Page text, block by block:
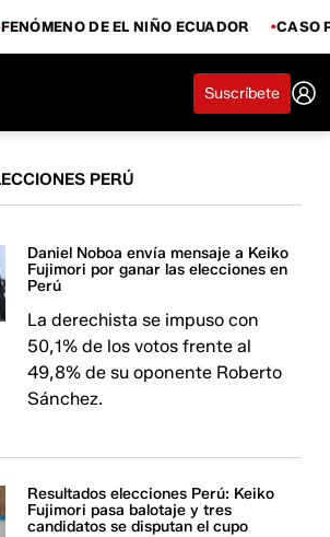
FENÓMENO DE EL NIÑO ECUADOR CASO
Suscríbete
PERÚ
Daniel Noboa envía mensaje a Keiko
Fujimori por ganar las elecciones en
Perú
La derechista se impuso con
50,1% de los votos frente al
49,8% de su oponente Roberto
Sánchez.
Resultados elecciones Perú: Keiko
Fujimori pasa balotaje y tres
candidatos se disputan el cupo